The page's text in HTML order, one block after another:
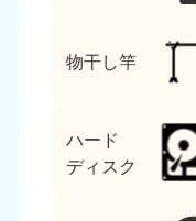
物干し竿
ハード
ディスク